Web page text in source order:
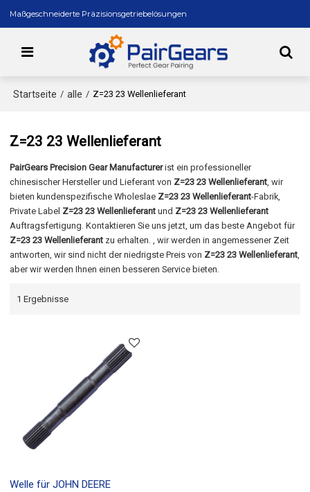
Maßgeschneiderte Präzisionsgetriebelösungen
Startseite / alle / Z=23 23 Wellenlieferant
Z=23 23 Wellenlieferant
PairGears Precision Gear Manufacturerist ein professioneller
chinesischer Hersteller und Lieferant von Z=23 23 Wellenlieferant, wir
bieten kundenspezifische Wholeslae Z=23 23 Wellenlieferant-Fabrik,
Private Label Z=23 23 Wellenlieferant und Z=23 23 Wellenlieferant
Auftragsfertigung. Kontaktieren Sie uns jetzt, um das beste Angebot für
Z=23 23 Wellenlieferant zu erhalten. , wir werden in angemessener Zeit
antworten, wir sind nicht der niedrigste Preis von Z=23 23 Wellenlieferant,
aber wir werden Ihnen einen besseren Service bieten.
1 Ergebnisse
Welle für JOHN DEERE